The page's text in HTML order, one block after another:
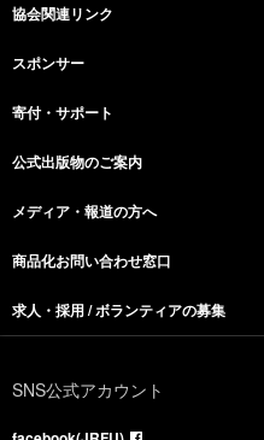
協会関連リンク
スポンサー
寄付・サポート
公式出版物のご案内
メディア・報道の方へ
商品化お問い合わせ窓口
求人・採用 / ボランティアの募集
SNS公式アカウント